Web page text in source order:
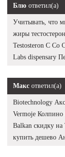
Блю ответил(а)
Учитывать, что
жиры
Testosteron C Со
Labs dispensary
Макс ответил(а)
Biotechnology
Vermoje Колпино
Balkan скидку на
купить дешево